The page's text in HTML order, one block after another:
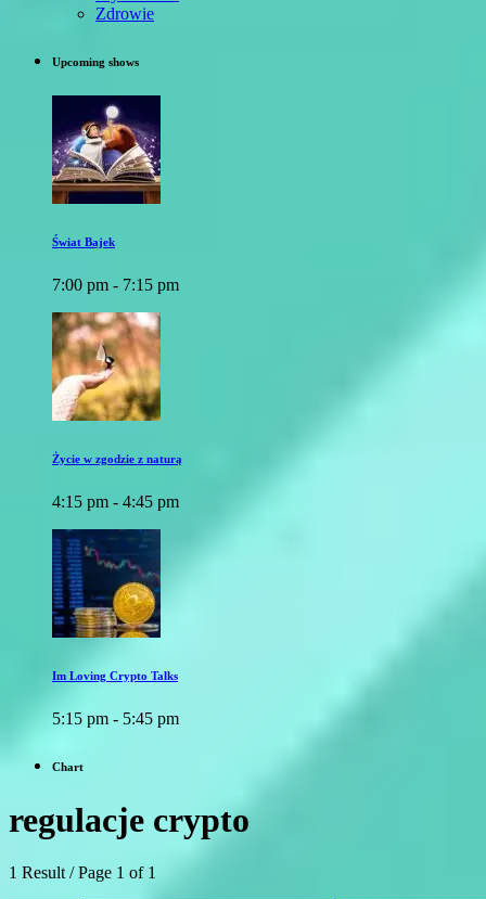
Zdrowie
Upcoming shows
Świat Bajek
7:00 pm - 7:15 pm
Życie w zgodzie z naturą
4:15 pm - 4:45 pm
Im Loving Crypto Talks
5:15 pm - 5:45 pm
Chart
regulacje crypto
1 Result / Page 1 of 1